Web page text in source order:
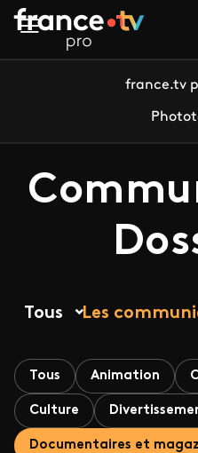
Aller au contenu principal
france.tv
Tous Les
Tous Animation
Culture
Documentaires et